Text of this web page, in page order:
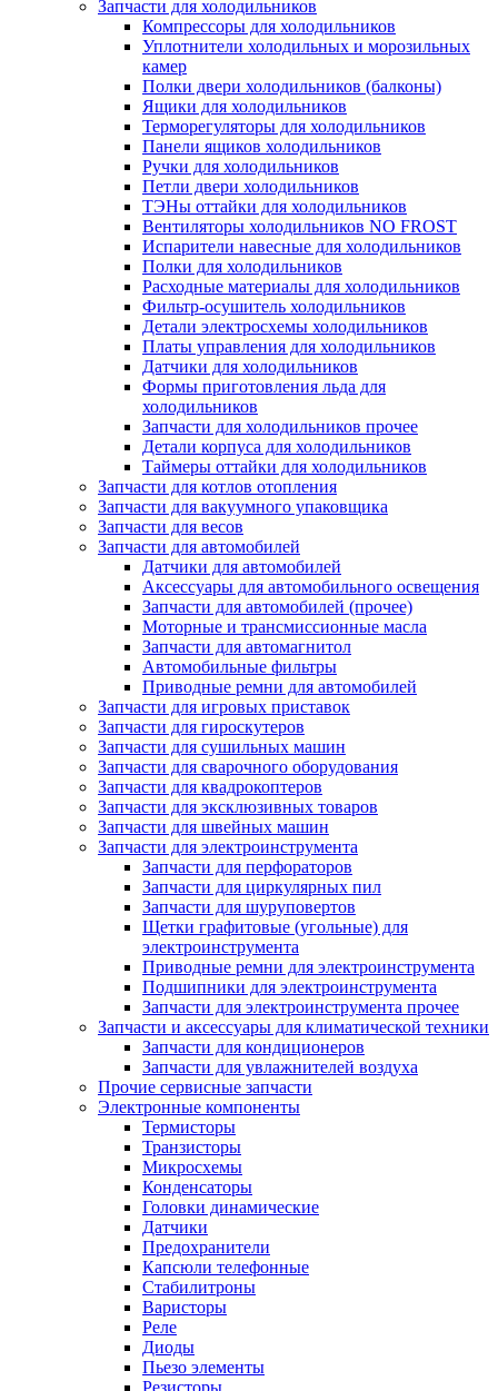
Запчасти для холодильников
Компрессоры для холодильников
Уплотнители холодильных и морозильных
камер
Полки двери холодильников (балконы)
Ящики для холодильников
Терморегуляторы для холодильников
Панели ящиков холодильников
Ручки для холодильников
Петли двери холодильников
ТЭНы оттайки для холодильников
Вентиляторы холодильников NO FROST
Испарители навесные для холодильников
Полки для холодильников
Расходные материалы для холодильников
Фильтр-осушитель холодильников
Детали электросхемы холодильников
Платы управления для холодильников
Датчики для холодильников
Формы приготовления льда для
холодильников
Запчасти для холодильников прочее
Детали корпуса для холодильников
Таймеры оттайки для холодильников
Запчасти для котлов отопления
Запчасти для вакуумного упаковщика
Запчасти для весов
Запчасти для автомобилей
Датчики для автомобилей
Аксессуары для автомобильного освещения
Запчасти для автомобилей (прочее)
Моторные и трансмиссионные масла
Запчасти для автомагнитол
Автомобильные фильтры
Приводные ремни для автомобилей
Запчасти для игровых приставок
Запчасти для гироскутеров
Запчасти для сушильных машин
Запчасти для сварочного оборудования
Запчасти для квадрокоптеров
Запчасти для эксклюзивных товаров
Запчасти для швейных машин
Запчасти для электроинструмента
Запчасти для перфораторов
Запчасти для циркулярных пил
Запчасти для шуруповертов
Щетки графитовые (угольные) для
электроинструмента
Приводные ремни для электроинструмента
Подшипники для электроинструмента
Запчасти для электроинструмента прочее
Запчасти и аксессуары для климатической техники
Запчасти для кондиционеров
Запчасти для увлажнителей воздуха
Прочие сервисные запчасти
Электронные компоненты
Термисторы
Транзисторы
Микросхемы
Конденсаторы
Головки динамические
Датчики
Предохранители
Капсюли телефонные
Стабилитроны
Варисторы
Реле
Диоды
Пьезо элементы